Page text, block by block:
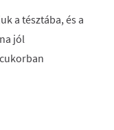
a tésztába, és a
jól